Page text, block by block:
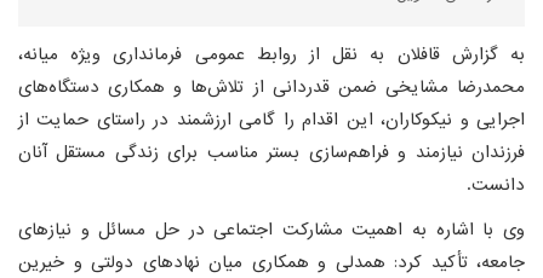
به گزارش قافلان به نقل از روابط عمومی فرمانداری ویژه میانه،
محمدرضا مشایخی ضمن قدردانی از تلاش‌ها و همکاری دستگاه‌های
اجرایی و نیکوکاران، این اقدام را گامی ارزشمند در راستای حمایت از
فرزندان نیازمند و فراهم‌سازی بستر مناسب برای زندگی مستقل آنان
دانست.
وی با اشاره به اهمیت مشارکت اجتماعی در حل مسائل و نیازهای
جامعه، تأکید کرد: همدلی و همکاری میان نهادهای دولتی و خیرین